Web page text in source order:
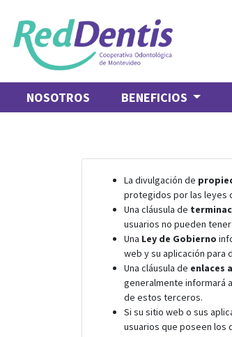
NOSOTROS BENEFICIOS
La divulgación de
protegidos por las leyes
Una cláusula de
usuarios no pueden
Una Ley de Gobierno
web y su aplicación para
Una cláusula de enlaces
generalmente informará
de estos terceros.
Si su sitio web o sus
usuarios que poseen los